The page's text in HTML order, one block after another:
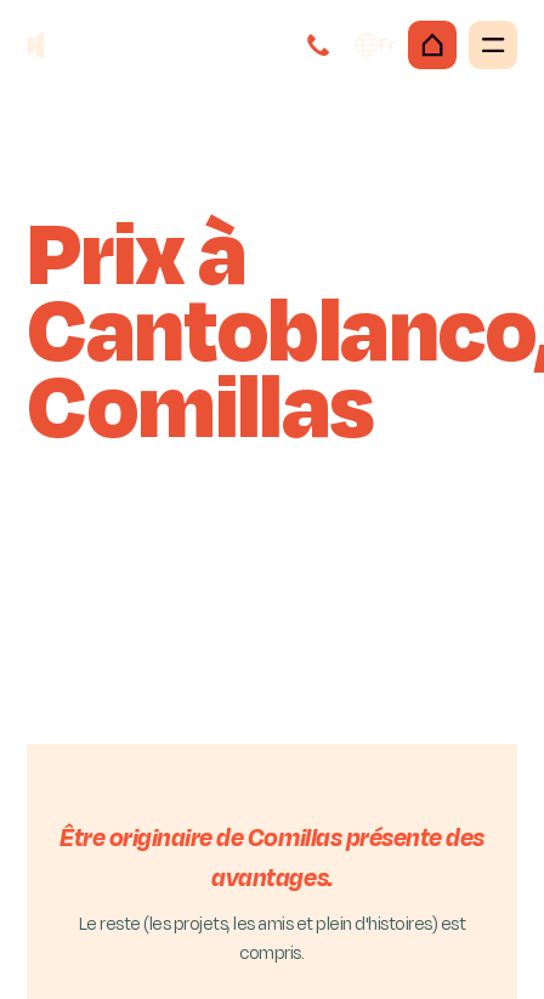
Fr
Prix à
Comillas
Être originaire de Comillas présente des
avantages.
Le reste (les projets, les amis et plein d'histoires) est
compris.